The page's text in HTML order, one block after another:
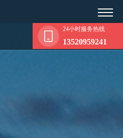
24小时服务热线
13520959241